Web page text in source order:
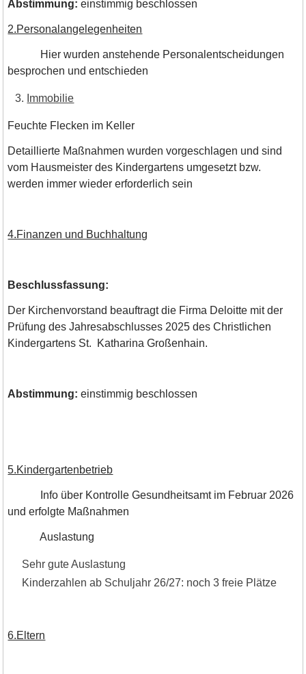
Abstimmung: einstimmig beschlossen
2.Personalangelegenheiten
Hier wurden anstehende Personalentscheidungen
besprochen und entschieden
Immobilie
Feuchte Flecken im Keller
Detaillierte Maßnahmen wurden vorgeschlagen und sind
vom Hausmeister des Kindergartens umgesetzt bzw.
werden immer wieder erforderlich sein
4.Finanzen und Buchhaltung
Beschlussfassung:
Der Kirchenvorstand beauftragt die Firma Deloitte mit der
Prüfung des Jahresabschlusses 2025 des Christlichen
Kindergartens St. Katharina Großenhain.
Abstimmung: einstimmig beschlossen
5.Kindergartenbetrieb
Info über Kontrolle Gesundheitsamt im Februar 2026
und erfolgte Maßnahmen
Auslastung
Sehr gute Auslastung
Kinderzahlen ab Schuljahr 26/27: noch 3 freie Plätze
6.Eltern